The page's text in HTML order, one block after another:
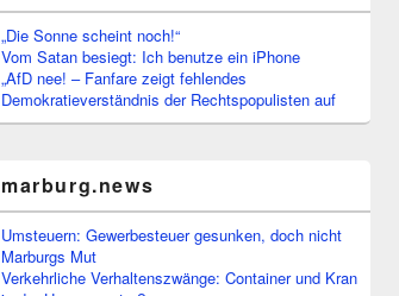
„Die Sonne scheint noch!“
Vom Satan besiegt: Ich benutze ein iPhone
„AfD nee! – Fanfare zeigt fehlendes
Demokratieverständnis der Rechtspopulisten auf
marburg.news
Umsteuern: Gewerbesteuer gesunken, doch nicht
Marburgs Mut
Verkehrliche Verhaltenszwänge: Container und Kran